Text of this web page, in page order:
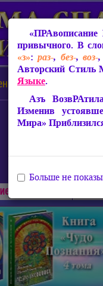
Матери Мира
СофиоЛогия
Матери Мира
привычного. В
«з»:раз-, без-, воз-
Авторский Стиль
Языке.
Азъ
Изменив
Мира»
Больше не